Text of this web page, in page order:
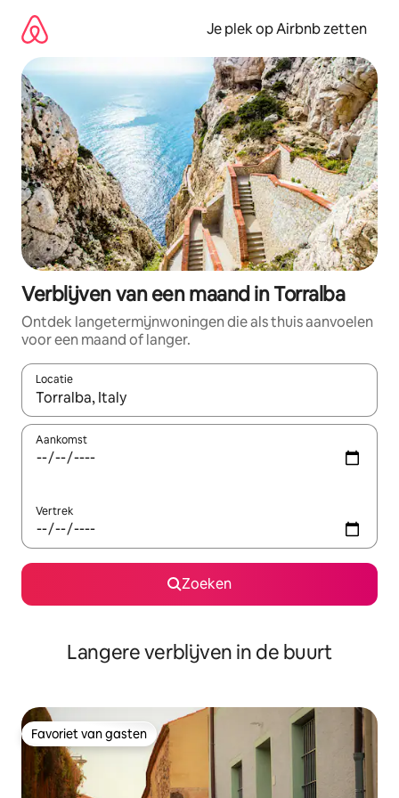
direct
naar
inhoud
Je plek op Airbnb zetten
Verblijven van een maand in Torralba
Ontdek langetermijnwoningen die als thuis aanvoelen
voor een maand of langer.
Locatie
Wanneer er resultaten beschikbaar zijn, maak je een keuze
Aankomst
Vertrek
Zoeken
Langere verblijven in de buurt
Favoriet van gasten
Favoriet van gasten